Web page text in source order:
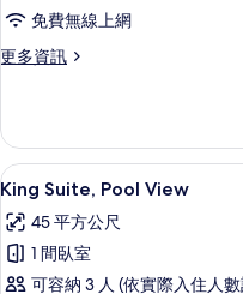
人
雙
房,
陽
台
的
所
有
免費無線上網
更多資訊
更
雙
人
或
床
房,
陽
顯
示
King
Suite,
5
King Suite, Pool View
45 平方公尺
1 間臥室
可容納 3 人 (依實際入住人